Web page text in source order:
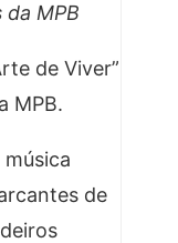
MPB
de Viver”
MPB.
de